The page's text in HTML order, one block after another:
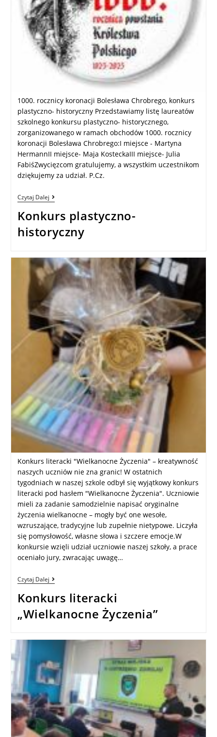
1000. rocznicy koronacji Bolesława Chrobrego, konkurs
plastyczno- historyczny Przedstawiamy listę laureatów
szkolnego konkursu plastyczno- historycznego,
zorganizowanego w ramach obchodów 1000. rocznicy
koronacji Bolesława Chrobrego:I miejsce - Martyna
HermannII miejsce- Maja KosteckaIII miejsce- Julia
FabiśZwycięzcom gratulujemy, a wszystkim uczestnikom
dziękujemy za udział. P.Cz.
Czytaj Dalej
Konkurs plastyczno-
historyczny
Konkurs literacki "Wielkanocne Życzenia" – kreatywność
naszych uczniów nie zna granic! W ostatnich
tygodniach w naszej szkole odbył się wyjątkowy konkurs
literacki pod hasłem "Wielkanocne Życzenia". Uczniowie
mieli za zadanie samodzielnie napisać oryginalne
życzenia wielkanocne – mogły być one wesołe,
wzruszające, tradycyjne lub zupełnie nietypowe. Liczyła
się pomysłowość, własne słowa i szczere emocje.W
konkursie wzięli udział uczniowie naszej szkoły, a prace
oceniało jury, zwracając uwagę…
Czytaj Dalej
Konkurs literacki
„Wielkanocne Życzenia”